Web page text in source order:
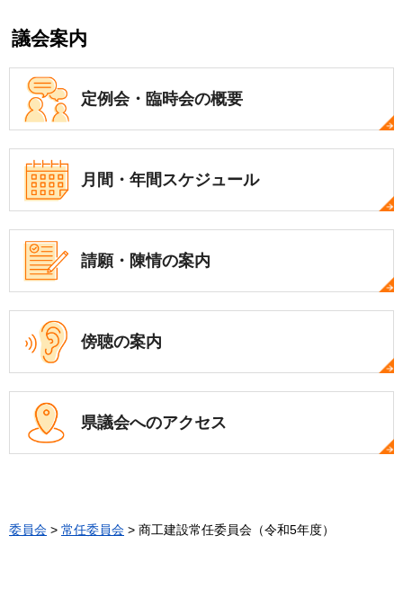
議会案内
定例会・ 臨時会の概要
月間・年間スケジュール
請願・陳情の案内
傍聴の案内
県議会へのアクセス
委員会 > 常任委員会 > 商工建設常任委員会（令和5年度）